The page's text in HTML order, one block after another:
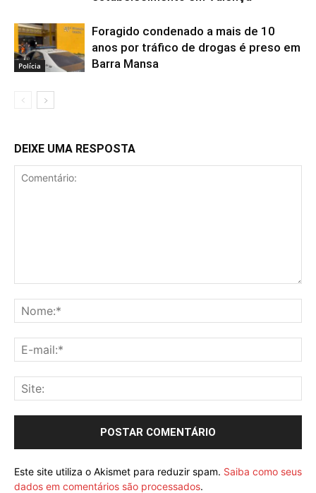
Polícia
Foragido condenado a mais de 10
anos por tráfico de drogas é preso em
Barra Mansa
DEIXE UMA RESPOSTA
Este site utiliza o Akismet para reduzir spam. Saiba como seus
dados em comentários são processados.